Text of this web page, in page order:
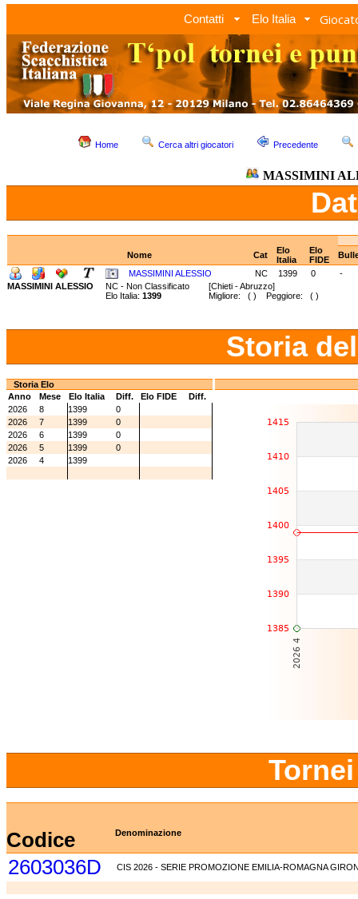
Contatti Elo Italia
Home Cerca altri giocatori Precedente
MASSIMINI
Nome Cat
Elo
Italia
Elo
FIDE
MASSIMINI ALESSIO
NC 1399 0
-
MASSIMINI ALESSIO
NC - Non Classificato [Chieti - Abruzzo]
Elo Italia: 1399 Migliore: ( ) Peggiore: ( )
Storia
Storia Elo
Anno
Mese Elo Italia Diff. Elo FIDE
Diff.
2026
8 1399
0
2026
7 1399
0
2026
6 1399
0
2026
5 1399
0
2026
4 1399
Codice Denominazione
2603036D CIS 2026 - SERIE PROMOZIONE EMILIA-ROMAGNA